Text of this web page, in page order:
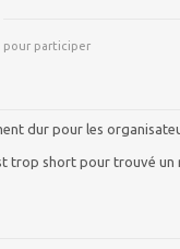
pour participer
dur pour les
trop short pour trouvé un